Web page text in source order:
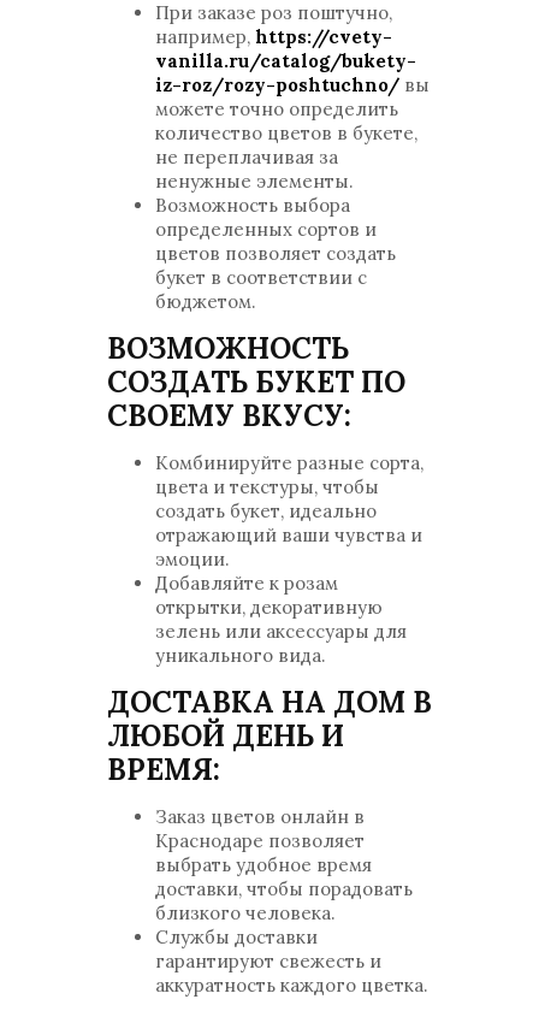
При заказе роз поштучно,
например, https://cvety-
vanilla.ru/catalog/bukety-
iz-roz/rozy-poshtuchno/ вы
можете точно определить
количество цветов в букете,
не переплачивая за
ненужные элементы.
Возможность выбора
определенных сортов и
цветов позволяет создать
букет в соответствии с
бюджетом.
ВОЗМОЖНОСТЬ
СОЗДАТЬ БУКЕТ ПО
СВОЕМУ ВКУСУ:
Комбинируйте разные сорта,
цвета и текстуры, чтобы
создать букет, идеально
отражающий ваши чувства и
эмоции.
Добавляйте к розам
открытки, декоративную
зелень или аксессуары для
уникального вида.
ДОСТАВКА НА ДОМ В
ЛЮБОЙ ДЕНЬ И
ВРЕМЯ:
Заказ цветов онлайн в
Краснодаре позволяет
выбрать удобное время
доставки, чтобы порадовать
близкого человека.
Службы доставки
гарантируют свежесть и
аккуратность каждого цветка.